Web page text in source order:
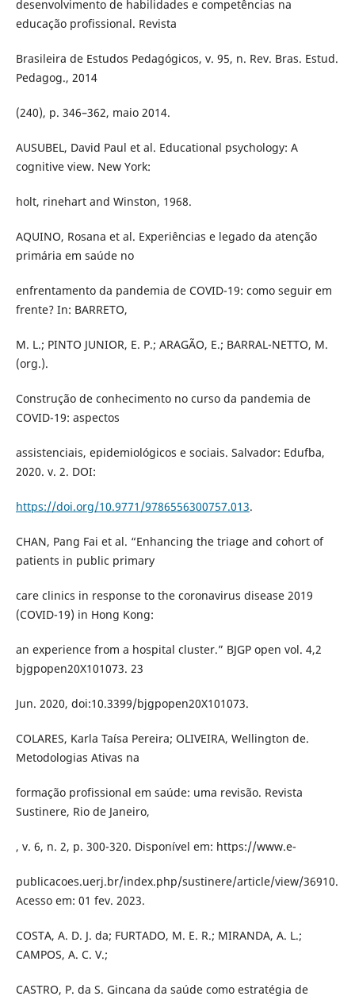
desenvolvimento de habilidades e competências na
educação profissional. Revista
Brasileira de Estudos Pedagógicos, v. 95, n. Rev. Bras. Estud.
Pedagog., 2014
(240), p. 346–362, maio 2014.
AUSUBEL, David Paul et al. Educational psychology: A
cognitive view. New York:
holt, rinehart and Winston, 1968.
AQUINO, Rosana et al. Experiências e legado da atenção
primária em saúde no
enfrentamento da pandemia de COVID-19: como seguir em
frente? In: BARRETO,
M. L.; PINTO JUNIOR, E. P.; ARAGÃO, E.; BARRAL-NETTO, M.
(org.).
Construção de conhecimento no curso da pandemia de
COVID-19: aspectos
assistenciais, epidemiológicos e sociais. Salvador: Edufba,
2020. v. 2. DOI:
https://doi.org/10.9771/9786556300757.013.
CHAN, Pang Fai et al. “Enhancing the triage and cohort of
patients in public primary
care clinics in response to the coronavirus disease 2019
(COVID-19) in Hong Kong:
an experience from a hospital cluster.” BJGP open vol. 4,2
bjgpopen20X101073. 23
Jun. 2020, doi:10.3399/bjgpopen20X101073.
COLARES, Karla Taísa Pereira; OLIVEIRA, Wellington de.
Metodologias Ativas na
formação profissional em saúde: uma revisão. Revista
Sustinere, Rio de Janeiro,
, v. 6, n. 2, p. 300-320. Disponível em: https://www.e-
publicacoes.uerj.br/index.php/sustinere/article/view/36910.
Acesso em: 01 fev. 2023.
COSTA, A. D. J. da; FURTADO, M. E. R.; MIRANDA, A. L.;
CAMPOS, A. C. V.;
CASTRO, P. da S. Gincana da saúde como estratégia de